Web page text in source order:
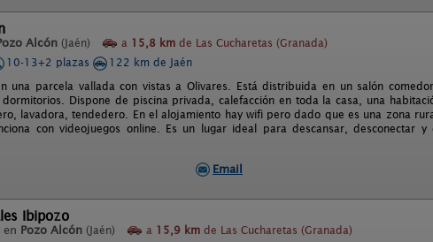
Alcón (Jaén) a 15,8 km de Las Cucharetas (Granada)
10-13+2 plazas
122 km de Jaén
una parcela vallada con vistas a Olivares. Está distribuida en un salón
Dispone de piscina privada, calefacción en toda la casa, una
lavadora, tendedero. En el alojamiento hay wifi pero dado que es una zona
con videojuegos online. Es un lugar ideal para descansar, desconectar
Email
Ibipozo
en Pozo Alcón (Jaén) a 15,9 km de Las Cucharetas (Granada)